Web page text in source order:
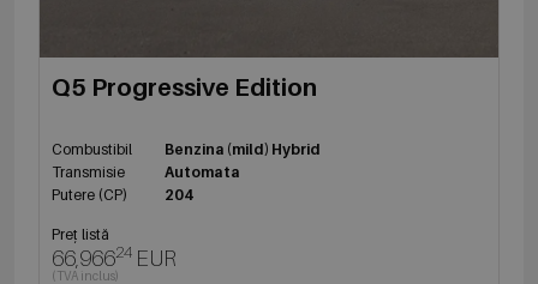
Q5 Progressive Edition
Combustibil
Benzina (mild) Hybrid
Transmisie
Automata
Putere (CP)
204
Preț listă
66,96624 EUR
(TVA inclus)